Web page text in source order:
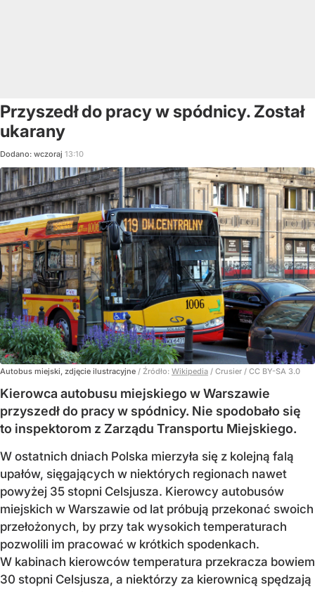
Przyszedł do pracy w spódnicy. Został
ukarany
Dodano: wczoraj 13:10
Autobus miejski, zdjęcie ilustracyjne / Źródło: Wikipedia / Crusier / CC BY-SA 3.0
Kierowca autobusu miejskiego w Warszawie
przyszedł do pracy w spódnicy. Nie spodobało się
to inspektorom z Zarządu Transportu Miejskiego.
W ostatnich dniach Polska mierzyła się z kolejną falą
upałów, sięgających w niektórych regionach nawet
powyżej 35 stopni Celsjusza. Kierowcy autobusów
miejskich w Warszawie od lat próbują przekonać swoich
przełożonych, by przy tak wysokich temperaturach
pozwolili im pracować w krótkich spodenkach.
W kabinach kierowców temperatura przekracza bowiem
30 stopni Celsjusza, a niektórzy za kierownicą spędzają